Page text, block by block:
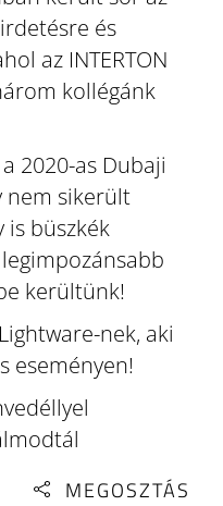
és
az INTERTON
kollégánk
2020-as Dubaji
nem sikerült
is büszkék
kerültünk!
nek, aki
eseményen!
MEGOSZTÁS